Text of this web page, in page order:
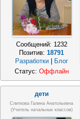
Сообщений: 1232
Позитив:18791
Разработки
Блог
Статус: Оффлайн
дети
Слиткова Галина Анатольевна
(Учитель начальных классов)